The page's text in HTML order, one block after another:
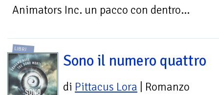
Animators Inc. un pacco con dentro...
LIBRI
Sono il numero quattro
di Pittacus Lora | Romanzo